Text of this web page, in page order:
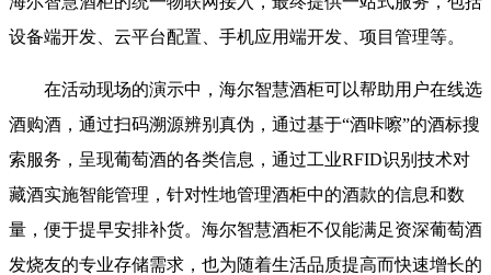
设备端开发、云平台配置、手机应用端开发、项目管理等。
在活动现场的演示中，海尔智慧酒柜可以帮助用户在线选
酒购酒，通过扫码溯源辨别真伪，通过基于“酒咔嚓”的酒标搜
索服务，呈现葡萄酒的各类信息，通过工业RFID识别技术对
藏酒实施智能管理，针对性地管理酒柜中的酒款的信息和数
量，便于提早安排补货。海尔智慧酒柜不仅能满足资深葡萄酒
发烧友的专业存储需求，也为随着生活品质提高而快速增长的